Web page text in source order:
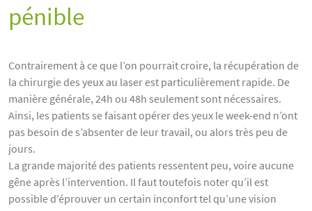
pénible
Contrairement à ce que l’on pourrait croire, la récupération de
la chirurgie des yeux au laser est particulièrement rapide. De
manière générale, 24h ou 48h seulement sont nécessaires.
Ainsi, les patients se faisant opérer des yeux le week-end n’ont
pas besoin de s’absenter de leur travail, ou alors très peu de
jours.
La grande majorité des patients ressentent peu, voire aucune
gêne après l’intervention. Il faut toutefois noter qu’il est
possible d’éprouver un certain inconfort tel qu’une vision